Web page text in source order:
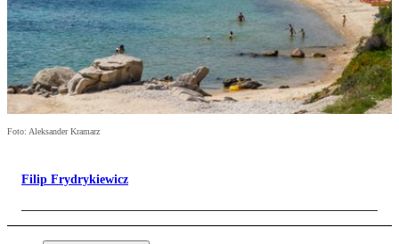
Foto: Aleksander Kramarz
Filip Frydrykiewicz